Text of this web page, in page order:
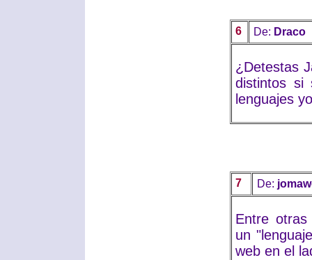
6 De: Draco
¿Detestas
distintos si
lenguajes
7 De:
Entre
un
web en el